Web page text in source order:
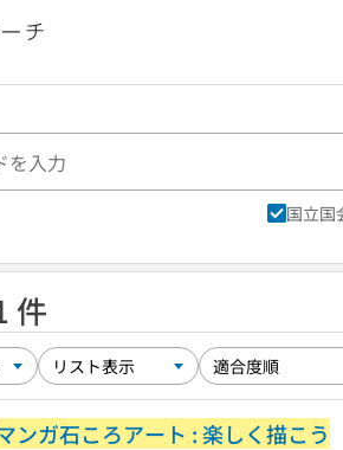
国立国
件
ンガ石ころアート : 楽しく描こう